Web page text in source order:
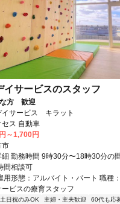
イサービスのスタッフ
な方 歓迎
イサービス キラット
ス 自動車
～1,700円
市
細 勤務時間 9時30分〜18時30分の
間相談可
用形態：アルバイト・パート 職種
ビスの療育スタッフ
土日祝のみOK 主婦・主夫歓迎 60代も応